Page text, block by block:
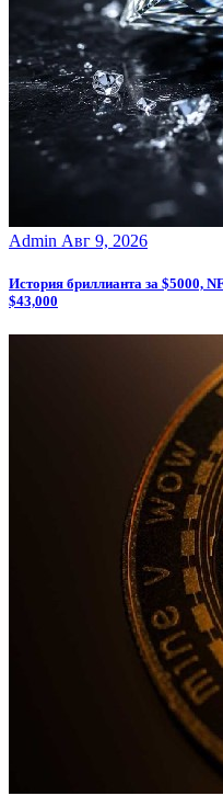
Admin Авг 9, 2026
История бриллианта за $5000,
$43,000